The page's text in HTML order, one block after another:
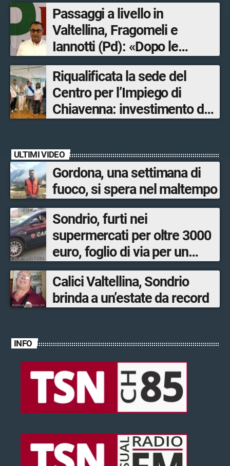
Passaggi a livello in
Valtellina, Fragomeli e
Iannotti (Pd): «Dopo le
Olimpiadi solo un terzo delle
opere sostitutive sarà
ultimato entro il 2026»
Riqualificata la sede del
Centro per l’Impiego di
Chiavenna: investimento da
ULTIMI VIDEO
Gordona, una settimana di
fuoco, si spera nel maltempo
Sondrio, furti nei
supermercati per oltre 3000
euro, foglio di via per un
ventinovenne
Calici Valtellina, Sondrio
brinda a un’estate da record
INFO